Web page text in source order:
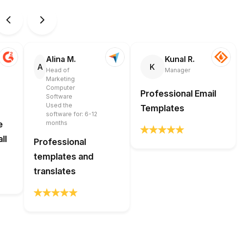
A
Alina M.
Head of
Marketing
Computer
Software
Used the
software for: 6-12
months
Professional
templates and
translates
K
Kunal R.
Manager
Professional Email
Templates